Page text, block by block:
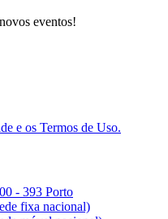
eventos!
e os Termos de Uso.
- 393 Porto
fixa nacional)